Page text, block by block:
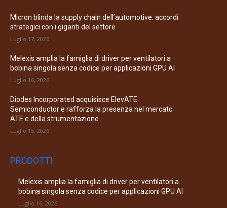
Micron blinda la supply chain dell’automotive: accordi
strategici con i giganti del settore
Luglio 17, 2026
Melexis amplia la famiglia di driver per ventilatori a
bobina singola senza codice per applicazioni GPU AI
Luglio 16, 2026
Diodes Incorporated acquisisce ElevATE
Semiconductor e rafforza la presenza nel mercato
ATE e della strumentazione
Luglio 15, 2026
PRODOTTI
Melexis amplia la famiglia di driver per ventilatori a
bobina singola senza codice per applicazioni GPU AI
Luglio 16, 2026